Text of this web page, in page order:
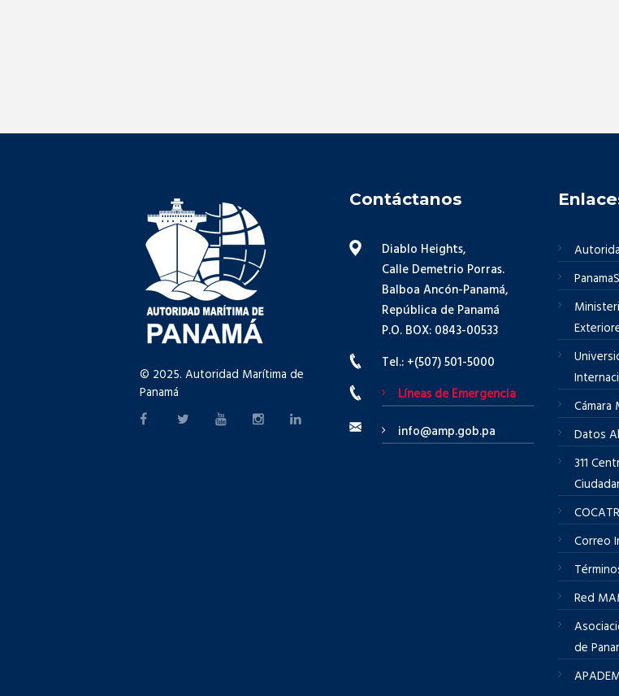
© 2025. Autoridad Marítima de
Panamá
Contáctanos
Diablo Heights,
Calle Demetrio Porras.
Balboa Ancón-Panamá,
República de Panamá
P.O. BOX: 0843-00533
Tel.: +(507) 501-5000
Líneas de Emergencia
info@amp.gob.pa
Cámara
Datos
311
Correo
Red
de